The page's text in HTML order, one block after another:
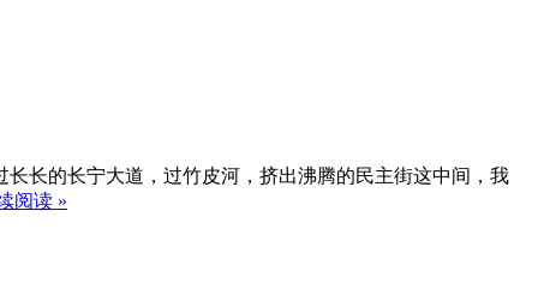
长的长宁大道，过竹皮河，挤出沸腾的民主街这中间，我
阅读 »